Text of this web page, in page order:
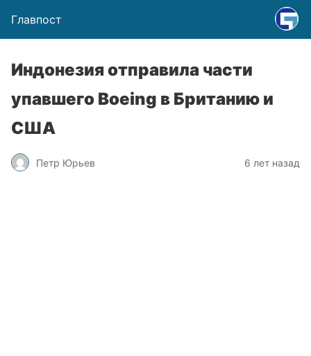
Главпост
Индонезия отправила части
упавшего Boeing в Британию и
США
Петр Юрьев 6 лет назад